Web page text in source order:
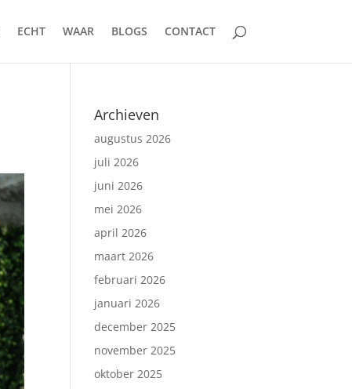
ECHT WAAR BLOGS CONTACT
Archieven
augustus 2026
juli 2026
juni 2026
mei 2026
april 2026
maart 2026
februari 2026
januari 2026
december 2025
november 2025
oktober 2025